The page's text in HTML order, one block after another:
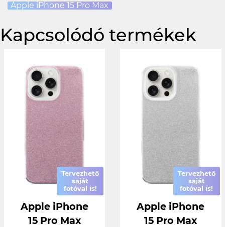
Apple iPhone 15 Pro Max
Kapcsolódó termékek
Tervezhető
saját
fotóval is!
Apple iPhone
15 Pro Max
Tervezhető
saját
fotóval is!
Apple iPhone
15 Pro Max